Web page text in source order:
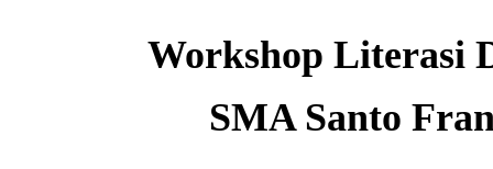
Workshop Literasi
SMA Santo